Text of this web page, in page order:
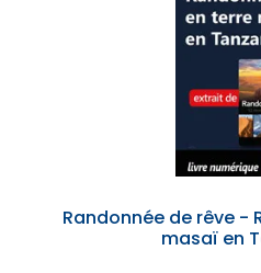
Randonnée de rêve -
masaï en